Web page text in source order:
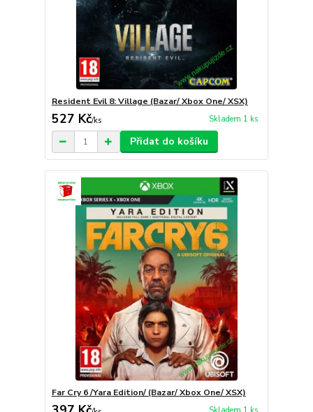
Resident Evil 8: Village (Bazar/ Xbox One/ XSX)
527 Kč/ks Skladem 1 ks
Přidat do košíku
Far Cry 6 /Yara Edition/ (Bazar/ Xbox One/ XSX)